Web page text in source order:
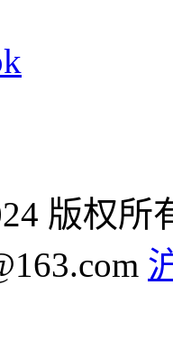
版权所